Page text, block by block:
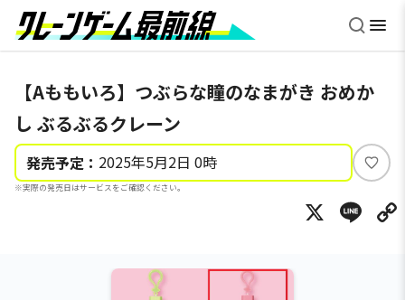
【Aももいろ】つぶらな瞳のなまがき おめか
し ぶるぶるクレーン
発売予定： 2025年5月2日 0時
※実際の発売日はサービスをご確認ください。
い
ね
X